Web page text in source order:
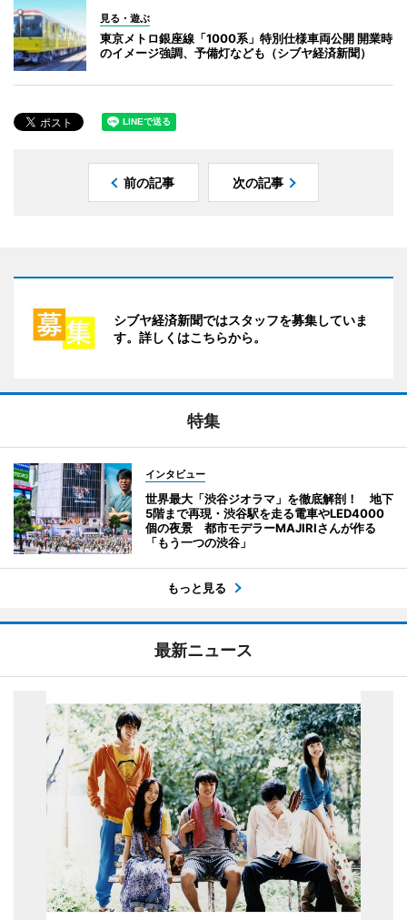
見る・遊ぶ
東京メトロ銀座線「1000系」特別仕様車両公開 開業時
のイメージ強調、予備灯なども（シブヤ経済新聞）
前の記事 次の記事
シブヤ経済新聞ではスタッフを募集していま
す。詳しくはこちらから。
特集
インタビュー
世界最大「渋谷ジオラマ」を徹底解剖！ 地下
5階まで再現・渋谷駅を走る電車やLED4000
個の夜景 都市モデラーMAJIRIさんが作る
「もう一つの渋谷」
もっと見る
最新ニュース